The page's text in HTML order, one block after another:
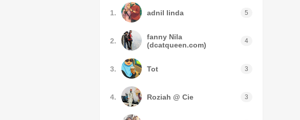
1. adnil linda 5
2.
fanny Nila
(dcatqueen.com)
4
3. Tot 3
4. Roziah @ Cie 3